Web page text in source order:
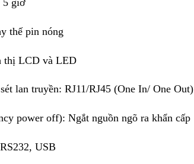
thế pin nóng
thị LCD và LED
lan truyền: RJ11/RJ45 (One In/ One Out)
power off): Ngắt nguồn ngõ ra khẩn cấp
USB